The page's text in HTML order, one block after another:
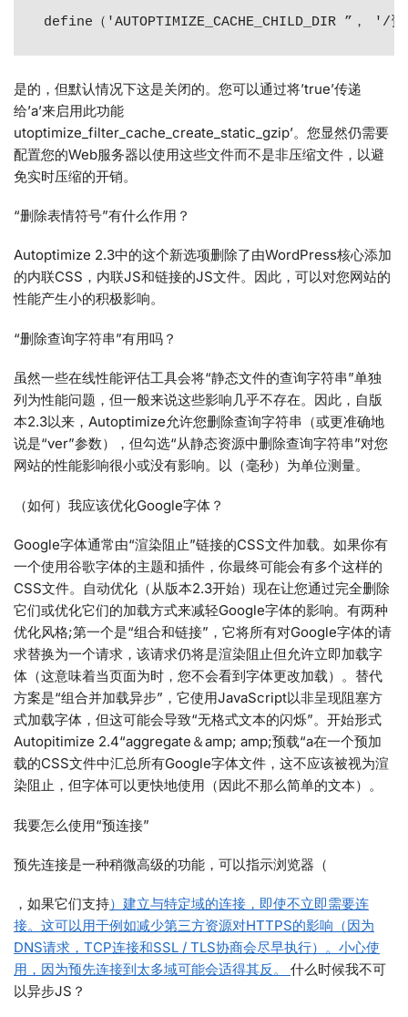
define（'AUTOPTIMIZE_CACHE_CHILD_DIR ”，
是的，但默认情况下这是关闭的。您可以通过将’true’传递
给’a’来启用此功能
utoptimize_filter_cache_create_static_gzip’。您显然仍需要
配置您的Web服务器以使用这些文件而不是非压缩文件，以避
免实时压缩的开销。
“删除表情符号”有什么作用？
Autoptimize 2.3中的这个新选项删除了由WordPress核心添加
的内联CSS，内联JS和链接的JS文件。因此，可以对您网站的
性能产生小的积极影响。
“删除查询字符串”有用吗？
虽然一些在线性能评估工具会将“静态文件的查询字符串”单独
列为性能问题，但一般来说这些影响几乎不存在。因此，自版
本2.3以来，Autoptimize允许您删除查询字符串（或更准确地
说是“ver”参数），但勾选“从静态资源中删除查询字符串”对您
网站的性能影响很小或没有影响。以（毫秒）为单位测量。
（如何）我应该优化Google字体？
Google字体通常由“渲染阻止”链接的CSS文件加载。如果你有
一个使用谷歌字体的主题和插件，你最终可能会有多个这样的
CSS文件。自动优化（从版本2.3开始）现在让您通过完全删除
它们或优化它们的加载方式来减轻Google字体的影响。有两种
优化风格;第一个是“组合和链接”，它将所有对Google字体的请
求替换为一个请求，该请求仍将是渲染阻止但允许立即加载字
体（这意味着当页面为时，您不会看到字体更改加载）。替代
方案是“组合并加载异步”，它使用JavaScript以非呈现阻塞方
式加载字体，但这可能会导致“无格式文本的闪烁”。开始形式
Autopitimize 2.4“aggregate＆amp; amp;预载“a在一个预加
载的CSS文件中汇总所有Google字体文件，这不应该被视为渲
染阻止，但字体可以更快地使用（因此不那么简单的文本）。
我要怎么使用“预连接”
预先连接是一种稍微高级的功能，可以指示浏览器（
，如果它们支持）建立与特定域的连接，即使不立即需要连
接。这可以用于例如减少第三方资源对HTTPS的影响（因为
DNS请求，TCP连接和SSL / TLS协商会尽早执行）。小心使
用，因为预先连接到太多域可能会适得其反。 什么时候我不可
以异步JS？